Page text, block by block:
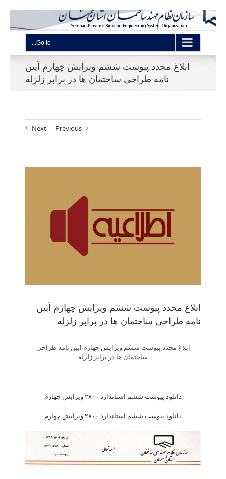
Go to...
ابلاغ مجدد پیوست ششم ویرایش چهارم آیین
نامه طراحی ساختمان ها در برابر زلزله
Previous
Next
ابلاغ مجدد پیوست ششم ویرایش چهارم آیین
نامه طراحی ساختمان ها در برابر زلزله
ابلاغ مجدد پیوست ششم ویرایش چهارم آیین نامه طراحی
ساختمان ها در برابر زلزله
دانلود پیوست ششم استاندارد ۲۸۰۰ ویرایش چهارم
دانلود پیوست ششم استاندارد ۲۸۰۰ ویرایش چهارم